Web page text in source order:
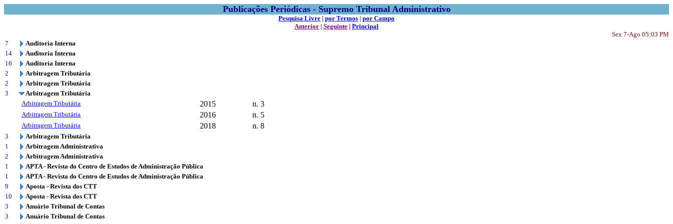
Publicações Periódicas - Supremo Tribunal Administrativo
Pesquisa Livre | por Termos | por Campo
Anterior | Seguinte | Principal
Sex 7-Ago 05:03 PM
7
Auditoria Interna
14
Auditoria Interna
16
Auditoria Interna
2
Arbitragem Tributária
2
Arbitragem Tributária
3
Arbitragem Tributária
Arbitragem Tributária
2015 n. 3
Arbitragem Tributária 2016 n. 5
Arbitragem Tributária 2018 n. 8
3
Arbitragem Tributária
1
Arbitragem Administrativa
2
Arbitragem Administrativa
1
APTA - Revista do Centro de Estudos de Administração Pública
1
APTA - Revista do Centro de Estudos de Administração Pública
9
Aposta - Revista dos CTT
10
Aposta - Revista dos CTT
3
Anuário Tribunal de Contas
3
Anuário Tribunal de Contas